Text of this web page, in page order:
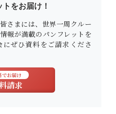
をお届け！
さまには、世界一周クルー
報が満載のパンフレットを
ぜひ資料をご請求くださ
でお届け
請求